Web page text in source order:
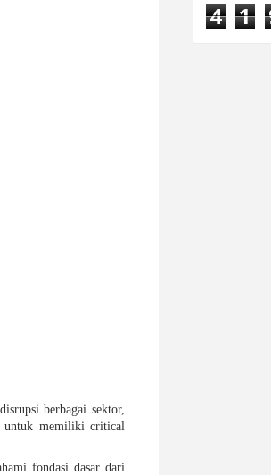
berbagai sektor,
untuk memiliki critical
fondasi dasar dari
4 1